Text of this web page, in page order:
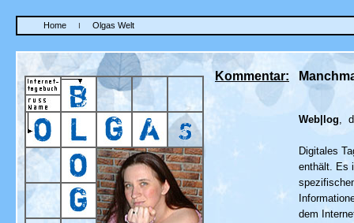
HomeI Olgas Welt
Kommentar:
Web|log,
Digitales
enthält. Es
dem